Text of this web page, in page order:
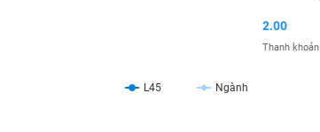
L45 Ngành
2.00
Thanh khoản